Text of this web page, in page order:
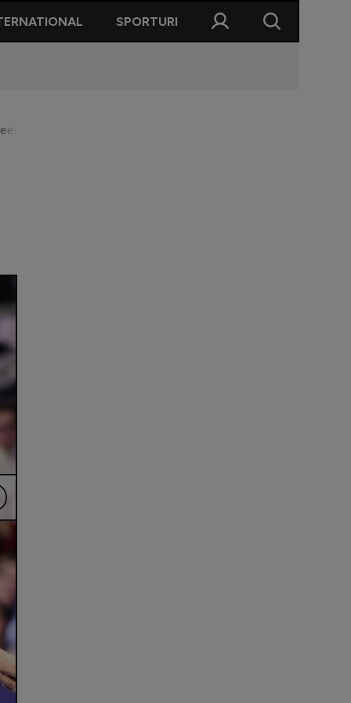
SPORTURI
finale de handbal feminin. Astăzi începe Campionatul